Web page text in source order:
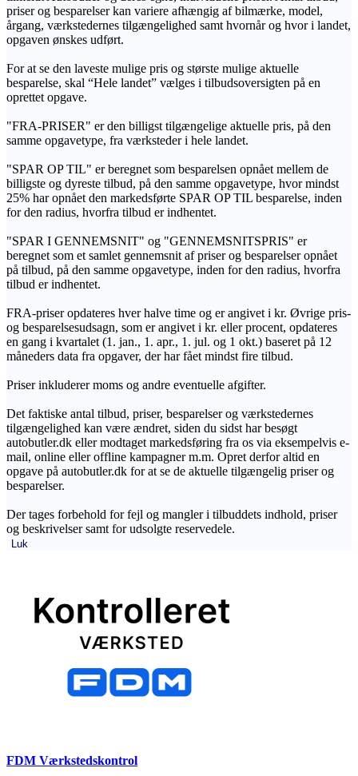
priser og besparelser kan variere afhængig af bilmærke, model,
årgang, værkstedernes tilgængelighed samt hvornår og hvor i landet,
opgaven ønskes udført.
For at se den laveste mulige pris og største mulige aktuelle
besparelse, skal “Hele landet” vælges i tilbudsoversigten på en
oprettet opgave.
"FRA-PRISER" er den billigst tilgængelige aktuelle pris, på den
samme opgavetype, fra værksteder i hele landet.
"SPAR OP TIL" er beregnet som besparelsen opnået mellem de
billigste og dyreste tilbud, på den samme opgavetype, hvor mindst
25% har opnået den markedsførte SPAR OP TIL besparelse, inden
for den radius, hvorfra tilbud er indhentet.
"SPAR I GENNEMSNIT" og "GENNEMSNITSPRIS" er
beregnet som et samlet gennemsnit af priser og besparelser opnået
på tilbud, på den samme opgavetype, inden for den radius, hvorfra
tilbud er indhentet.
FRA-priser opdateres hver halve time og er angivet i kr. Øvrige pris-
og besparelsesudsagn, som er angivet i kr. eller procent, opdateres
en gang i kvartalet (1. jan., 1. apr., 1. jul. og 1 okt.) baseret på 12
måneders data fra opgaver, der har fået mindst fire tilbud.
Priser inkluderer moms og andre eventuelle afgifter.
Det faktiske antal tilbud, priser, besparelser og værkstedernes
tilgængelighed kan være ændret, siden du sidst har besøgt
autobutler.dk eller modtaget markedsføring fra os via eksempelvis e-
mail, online eller offline kampagner m.m. Opret derfor altid en
opgave på autobutler.dk for at se de aktuelle tilgængelig priser og
besparelser.
Der tages forbehold for fejl og mangler i tilbuddets indhold, priser
og beskrivelser samt for udsolgte reservedele.
Luk
FDM Værkstedskontrol